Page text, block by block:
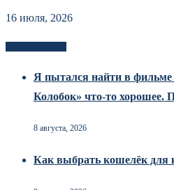
16 июля, 2026
Я пытался найти в фильме
Колобок» что-то хорошее.
8 августа, 2026
Как выбрать кошелёк для